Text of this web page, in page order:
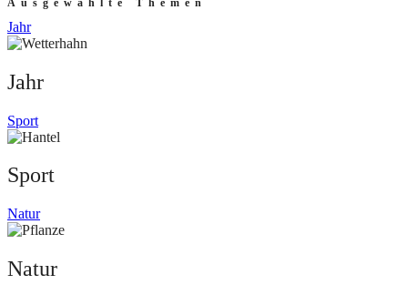
Jahr
Jahr
Sport
Sport
Natur
Natur